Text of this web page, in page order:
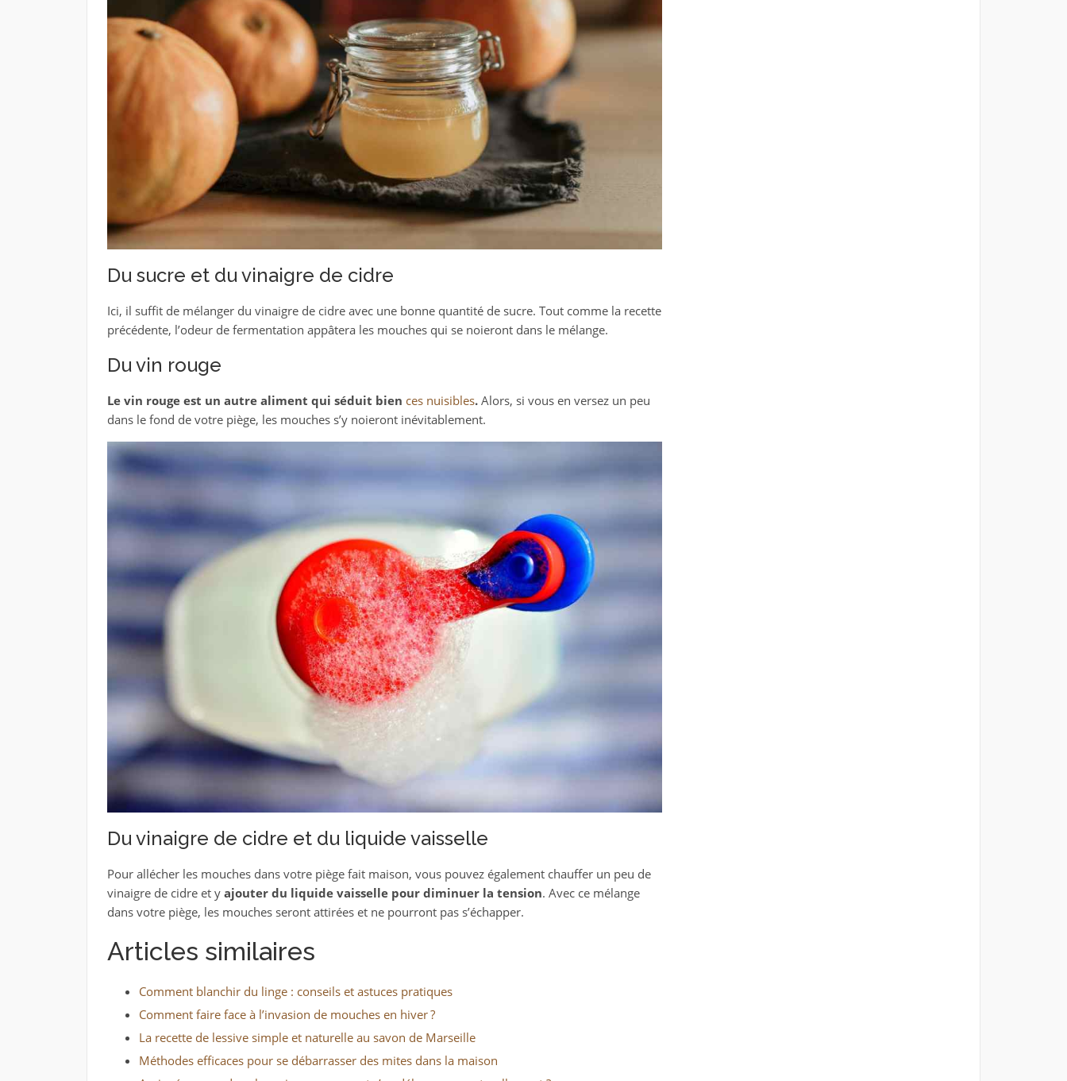
Du sucre et du vinaigre de cidre
Ici, il suffit de mélanger du vinaigre de cidre avec une bonne quantité de sucre. Tout comme la recette
précédente, l’odeur de fermentation appâtera les mouches qui se noieront dans le mélange.
Du vin rouge
Le vin rouge est un autre aliment qui séduit bien ces nuisibles.Alors, si vous en versez un peu
dans le fond de votre piège, les mouches s’y noieront inévitablement.
Du vinaigre de cidre et du liquide vaisselle
Pour allécher les mouches dans votre piège fait maison, vous pouvez également chauffer un peu de
vinaigre de cidre et y ajouter du liquide vaisselle pour diminuer la tension. Avec ce mélange
dans votre piège, les mouches seront attirées et ne pourront pas s’échapper.
Articles similaires
Comment blanchir du linge : conseils et astuces pratiques
Comment faire face à l’invasion de mouches en hiver ?
La recette de lessive simple et naturelle au savon de Marseille
Méthodes efficaces pour se débarrasser des mites dans la maison